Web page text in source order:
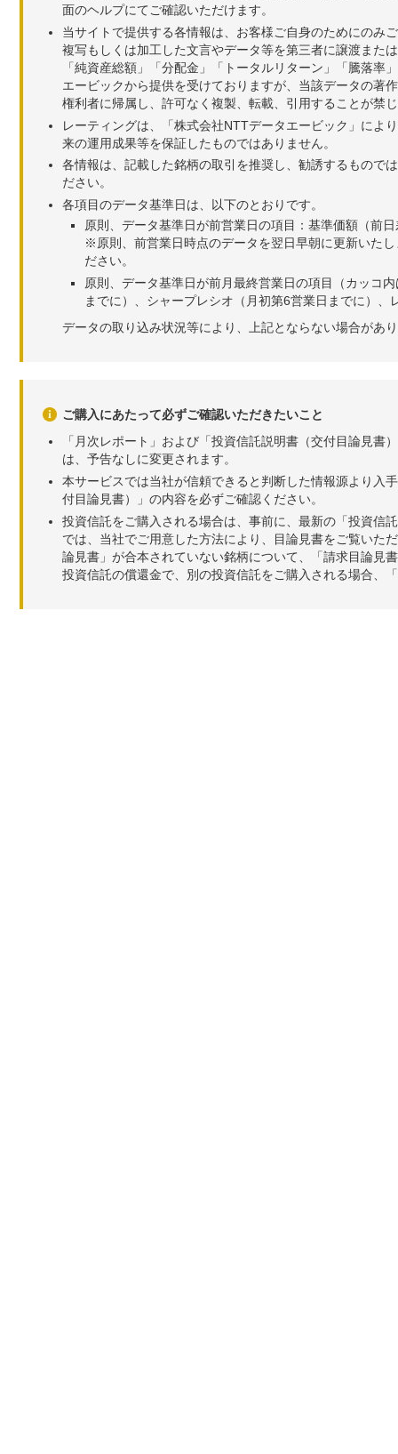
面のヘルプにてご確認いただけます。
当サイトで提供する各情報は、お客様ご自身のためにのみ
複写もしくは加工した文言やデータ等を第三者に譲渡また
「純資産総額」「分配金」「トータルリターン」「騰落
エービックから提供を受けておりますが、当該データの著
権利者に帰属し、許可なく複製、転載、引用することが禁
レーティングは、「株式会社NTTデータエービック」によ
来の運用成果等を保証したものではありません。
各情報は、記載した銘柄の取引を推奨し、勧誘するもので
ださい。
各項目のデータ基準日は、以下のとおりです。
原則、データ基準日が前営業日の項目：基準価額（前
※原則、前営業日時点のデータを翌日早朝に更新いた
ださい。
原則、データ基準日が前月最終営業日の項目（カッコ
までに）、シャープレシオ（月初第6営業日までに）
データの取り込み状況等により、上記とならない場合があ
ご購入にあたって必ずご確認いただきたいこと
「月次レポート」および「投資信託説明書（交付目論見
は、予告なしに変更されます。
本サービスでは当社が信頼できると判断した情報源より入
付目論見書）」の内容を必ずご確認ください。
投資信託をご購入される場合は、事前に、最新の「投資信
では、当社でご用意した方法により、目論見書をご覧いた
論見書」が合本されていない銘柄について、「請求目論見
投資信託の償還金で、別の投資信託をご購入される場合、